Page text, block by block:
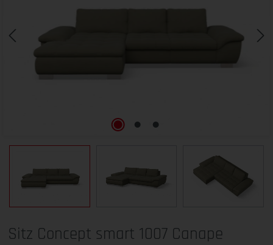
Sitz Concept smart 1007 Canape